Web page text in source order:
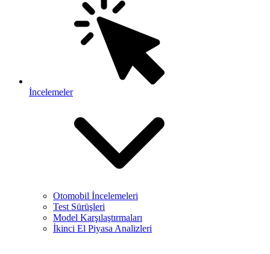
İncelemeler
Otomobil İncelemeleri
Test Sürüşleri
Model Karşılaştırmaları
İkinci El Piyasa Analizleri